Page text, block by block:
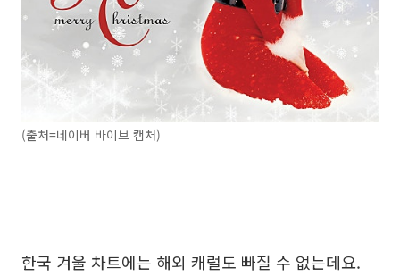
(출처=네이버 바이브 캡처)
한국 겨울 차트에는 해외 캐럴도 빠질 수 없는데요.